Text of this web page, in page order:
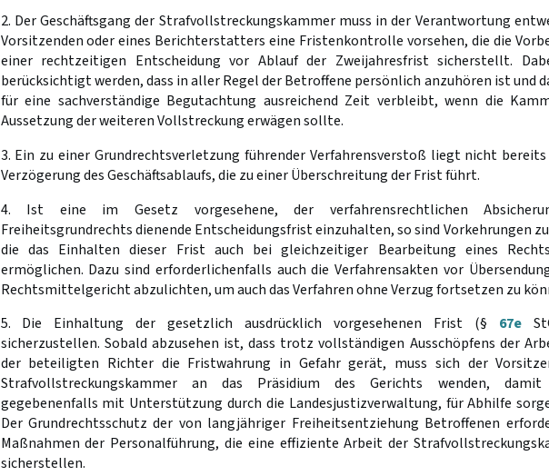
2. Der Geschäftsgang der Strafvollstreckungskammer muss in der Verantwortung
Vorsitzenden oder eines Berichterstatters eine Fristenkontrolle vorsehen, die die
einer rechtzeitigen Entscheidung vor Ablauf der Zweijahresfrist sicherstellt.
berücksichtigt werden, dass in aller Regel der Betroffene persönlich anzuhören ist und
für eine sachverständige Begutachtung ausreichend Zeit verbleibt, wenn die
Aussetzung der weiteren Vollstreckung erwägen sollte.
3. Ein zu einer Grundrechtsverletzung führender Verfahrensverstoß liegt nicht
Verzögerung des Geschäftsablaufs, die zu einer Überschreitung der Frist führt.
4. Ist eine im Gesetz vorgesehene, der verfahrensrechtlichen
Freiheitsgrundrechts dienende Entscheidungsfrist einzuhalten, so sind Vorkehrungen
die das Einhalten dieser Frist auch bei gleichzeitiger Bearbeitung eines
ermöglichen. Dazu sind erforderlichenfalls auch die Verfahrensakten vor
Rechtsmittelgericht abzulichten, um auch das Verfahren ohne Verzug fortsetzen zu
5. Die Einhaltung der gesetzlich ausdrücklich vorgesehenen Frist (§ 67e
sicherzustellen. Sobald abzusehen ist, dass trotz vollständigen Ausschöpfens der
der beteiligten Richter die Fristwahrung in Gefahr gerät, muss sich der
Strafvollstreckungskammer an das Präsidium des Gerichts wenden, damit
gegebenenfalls mit Unterstützung durch die Landesjustizverwaltung, für Abhilfe
Der Grundrechtsschutz der von langjähriger Freiheitsentziehung Betroffenen
Maßnahmen der Personalführung, die eine effiziente Arbeit der
sicherstellen.